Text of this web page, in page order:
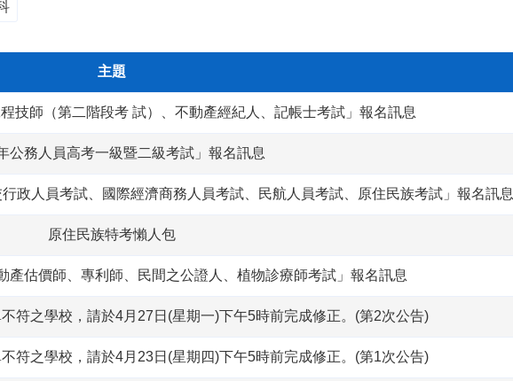
主題
技師（第二階段考 試）、不動產經紀人、記帳士考試」報名訊息
公務人員高考一級暨二級考試」報名訊息
政人員考試、國際經濟商務人員考試、民航人員考試、原住民族考試」報名訊息
原住民族特考懶人包
產估價師、專利師、民間之公證人、植物診療師考試」報名訊息
符之學校，請於4月27日(星期一)下午5時前完成修正。(第2次公告)
符之學校，請於4月23日(星期四)下午5時前完成修正。(第1次公告)